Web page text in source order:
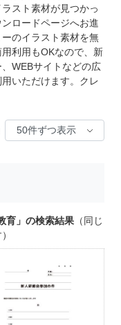
スト素材が見つかっ
ロードページへお進
のイラスト素材を無
利用もOKなので、新
WEBサイトなどの広
いただけます。クレ
育」の検索結果 （同じ